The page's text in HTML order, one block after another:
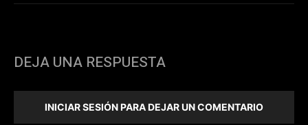
DEJA UNA RESPUESTA
INICIAR SESIÓN PARA DEJAR UN COMENTARIO